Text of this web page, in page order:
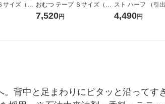
イズ（4k
（54枚入×
チャーム
おむつ テープ Ｓサイズ（4k
g〜8kg）1セット（54枚入×
4パック）ユニ・チャーム
7,520円
スト ハーフ （引出
イプ） オーク材突
奥行28×高さ
4,490円
背中と足まわりにピタッと沿ってす